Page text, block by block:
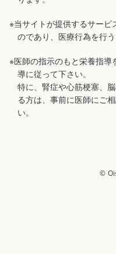
※当サイトが提供するサービ
のであり、医療行為を行
※医師の指示のもと栄養指
導に従って下さい。
特に、腎症や心筋梗塞、
る方は、事前に医師にご
い。
©